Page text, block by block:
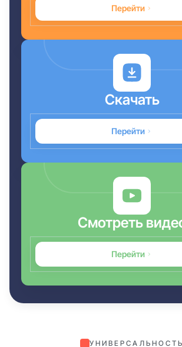
Перейти
Скачать
Перейти
Смотреть
Перейти
УНИВЕРСАЛЬНОСТЬ